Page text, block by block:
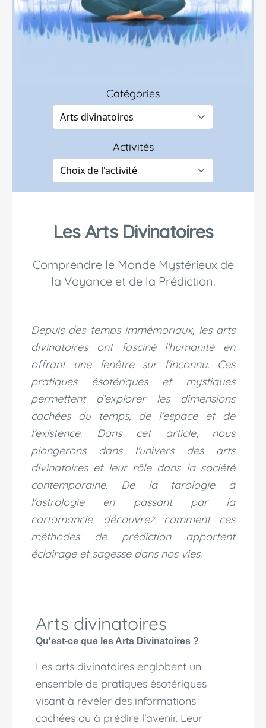
Catégories
Activités
Les Arts Divinatoires
Comprendre le Monde Mystérieux de
la Voyance et de la Prédiction.
Depuis des temps immémoriaux, les arts
divinatoires ont fasciné l'humanité en
offrant une fenêtre sur l'inconnu. Ces
pratiques ésotériques et mystiques
permettent d'explorer les dimensions
cachées du temps, de l'espace et de
l'existence. Dans cet article, nous
plongerons dans l'univers des arts
divinatoires et leur rôle dans la société
contemporaine. De la tarologie à
l'astrologie en passant par la
cartomancie, découvrez comment ces
méthodes de prédiction apportent
éclairage et sagesse dans nos vies.
Arts divinatoires
Qu'est-ce que les Arts Divinatoires ?
Les arts divinatoires englobent un
ensemble de pratiques ésotériques
visant à révéler des informations
cachées ou à prédire l'avenir. Leur